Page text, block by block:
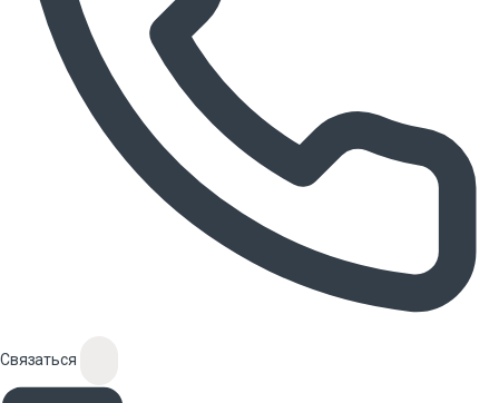
Связаться